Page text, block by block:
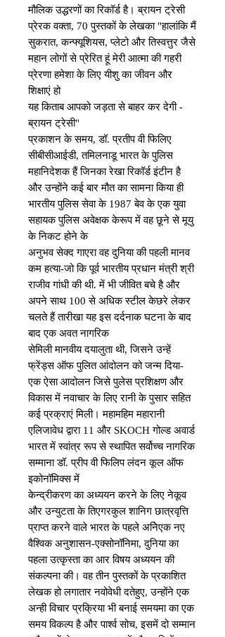
मौलिक उद्धरणों का रिकॉर्ड है। ब्रायन ट्रेसी
प्रेरक वक्ता, 70 पुस्तकों के लेखका "हालांकि मैं
सुकरात, कन्फ्यूशियस, प्लेटो और तिस्वत्तुर जैसे
महान लोगों से प्रेरित हूं मेरी आत्मा की गहरी
प्रेरणा हमेशा के लिए यीशु का जीवन और
शिक्षाएं हो
यह किताब आपको जड़ता से बाहर कर देगी -
ब्रायन ट्रेसी"
प्रकाशन के समय, डॉ. प्रतीप वी फिलिए
सीबीसीआईडी, तमिलनाडू भारत के पुलिस
महानिदेशक हैं जिनका रेखा रिकॉर्ड इंटीन है
और उन्होंने कई बार मौत का सामना किया ही
भारतीय पुलिस सेवा के 1987 बेव के एक युवा
सहायक पुलिस अवेक्षक केरूप में वह छूने से मूयु
के निकट होने के
अनुभव सेक्द गाएरा वह दुनिया की पहली मानव
कम हत्या-जो कि पूर्व भारतीय प्रधान मंत्री श्री
राजीव गांधी की थी. में भी जीवित बचे है और
अपने साथ 100 से अधिक स्टील केछरे लेकर
चलते हैं तारीखा यह इस दर्दनाक घटना के बाद
बाद एक अवत नागरिक
सेमिली मानवीय दयालुता थी, जिसने उन्हें
फ्रेंड्स ऑफ पुलित आंदोलन को जन्म दिया-
एक ऐसा आदोलन जिसे पुलेस प्रशिक्षण और
विकास में नवाचार के लिए रानी के पुसार सहित
कई प्रक्राएं मिली। महामहिम महारानी
एलिजावेध द्वारा 11 और SKOCH गोल्ड अवार्ड
भारत में स्वांत्र रूप से स्थापित सर्वोच्च नागरिक
सम्माना डॉ. प्रीप वी फिलिप लंदन कूल ऑफ
इकोनॉमिक्स में
केन्द्रीकरण का अध्ययन करने के लिए नेकूव
और उन्युटता के तिएगरकुल शानिग छात्रवृत्ति
प्राप्त करने वाले भारत के पहले अनेिएक नए
वैश्विक अनुशासन-एक्सोनॉनिमा, दुनिया का
पहला उत्कृस्ता का आर विषय अध्ययन की
संकल्पना की। वह तीन पुस्तकों के प्रकाशित
लेखक हो लगातार नवोवेधी दतेहुए, उन्होंने एक
अन्ही विचार प्रक्रिया भी बनाई समयमा का एक
समय विकल्प है और पार्श्व सोच, इसमें दो सम्मान